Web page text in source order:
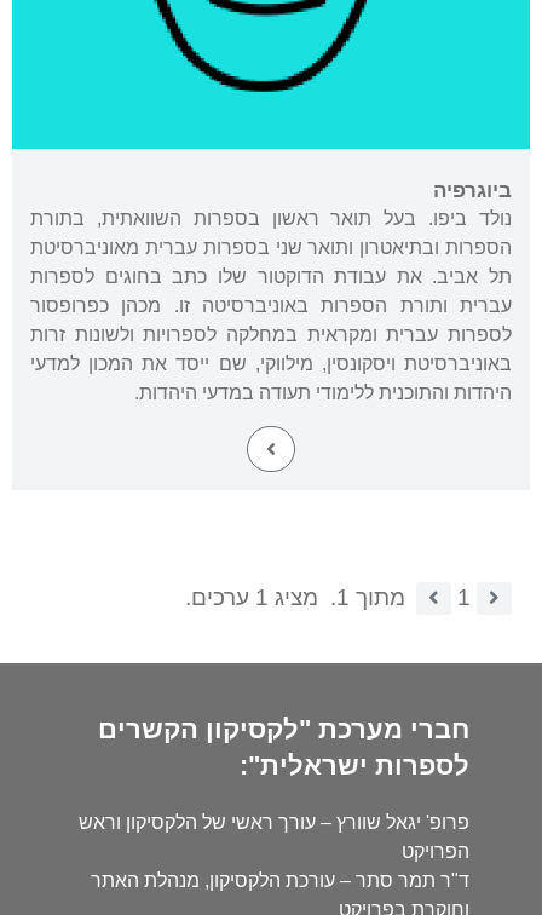
ביוגרפיה
נולד ביפו. בעל תואר ראשון בספרות השוואתית, בתורת
הספרות ובתיאטרון ותואר שני בספרות עברית מאוניברסיטת
תל אביב. את עבודת הדוקטור שלו כתב בחוגים לספרות
עברית ותורת הספרות באוניברסיטה זו. מכהן כפרופסור
לספרות עברית ומקראית במחלקה לספרויות ולשונות זרות
באוניברסיטת ויסקונסין, מילווקי, שם ייסד את המכון למדעי
היהדות והתוכנית ללימודי תעודה במדעי היהדות.
1 מתוך 1. מציג 1 ערכים.
חברי מערכת "לקסיקון הקשרים
לספרות ישראלית":
פרופ' יגאל שוורץ – עורך ראשי של הלקסיקון וראש
הפרויקט
ד"ר תמר סתר – עורכת הלקסיקון, מנהלת האתר
וחוקרת בפרויקט